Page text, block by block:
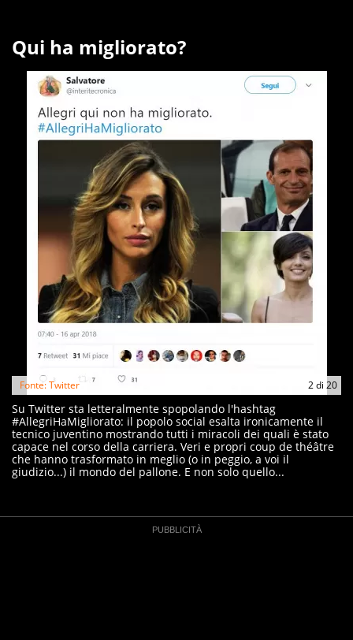
Qui ha migliorato?
2di 20
Fonte: Twitter
Su Twitter sta letteralmente spopolando l'hashtag
#AllegriHaMigliorato: il popolo social esalta ironicamente il
tecnico juventino mostrando tutti i miracoli dei quali è stato
capace nel corso della carriera. Veri e propri coup de théâtre
che hanno trasformato in meglio (o in peggio, a voi il
giudizio...) il mondo del pallone. E non solo quello...